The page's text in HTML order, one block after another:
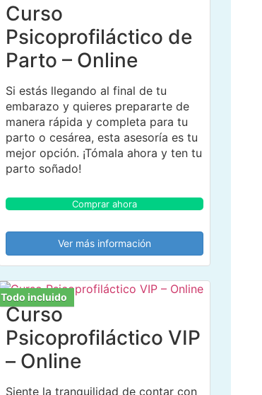
Curso
Psicoprofiláctico de
Parto – Online
Si estás llegando al final de tu
embarazo y quieres prepararte de
manera rápida y completa para tu
parto o cesárea, esta asesoría es tu
mejor opción. ¡Tómala ahora y ten tu
parto soñado!
Comprar ahora
Ver más información
Todo incluido
Curso
Psicoprofiláctico VIP
– Online
Siente la tranquilidad de contar con